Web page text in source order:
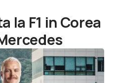
la F1 in Corea